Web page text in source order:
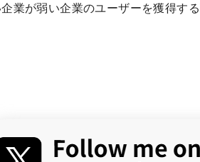
業が弱い企業のユーザーを獲得す